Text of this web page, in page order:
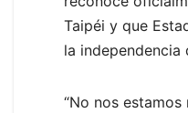
Taipéi y que
la independencia
“No nos